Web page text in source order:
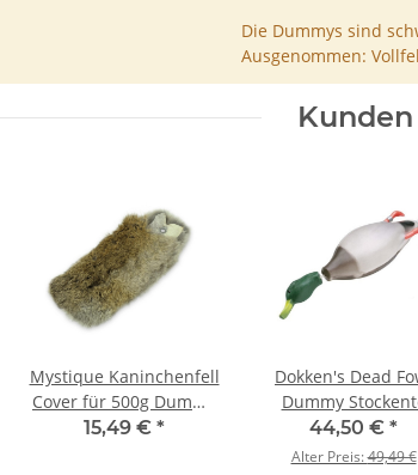
Die Dummys sind
Ausgenommen:
Mystique Kaninchenfell
Cover für 500g Dummy
Überzug
15,49 € *
Dokken's Dead
Dummy
Entendummy
44,50 € *
Alter Preis:49,49 €